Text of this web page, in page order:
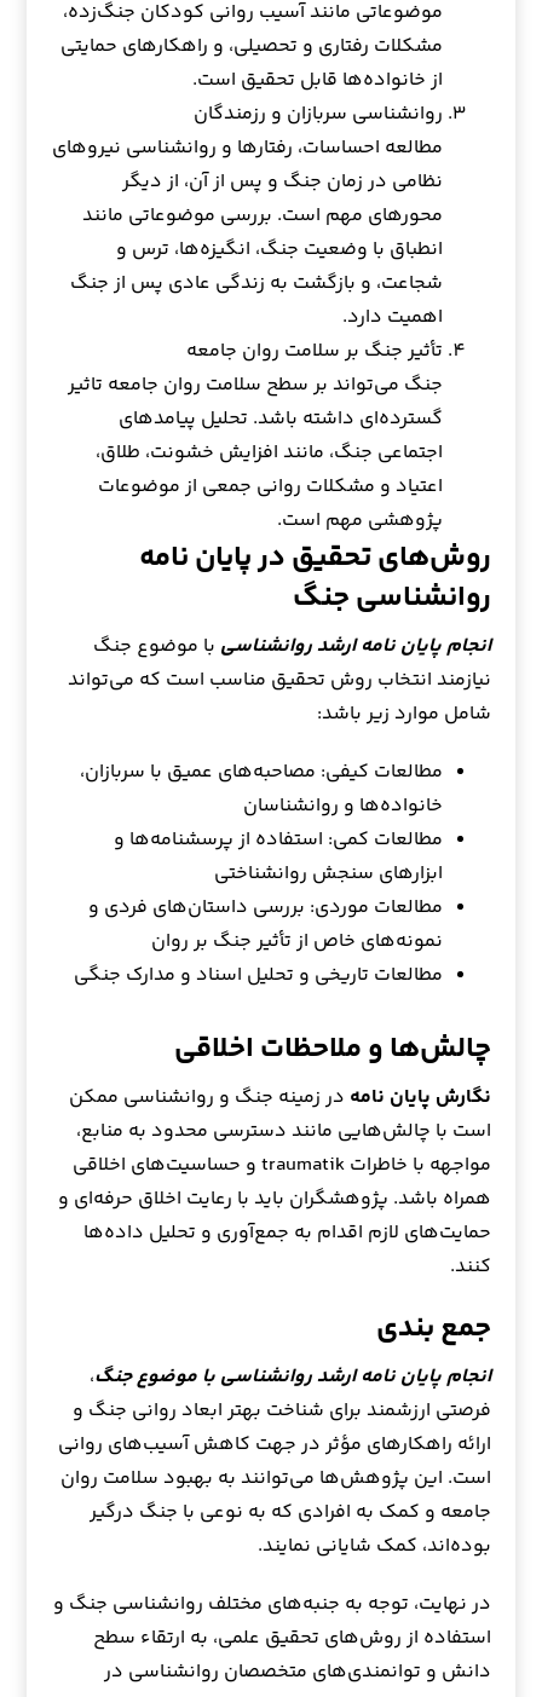
موضوعاتی مانند آسیب روانی کودکان جنگ‌زده،
مشکلات رفتاری و تحصیلی، و راهکارهای حمایتی
از خانواده‌ها قابل تحقیق است.
روانشناسی سربازان و رزمندگان
مطالعه احساسات، رفتارها و روانشناسی نیروهای
نظامی در زمان جنگ و پس از آن، از دیگر
محورهای مهم است. بررسی موضوعاتی مانند
انطباق با وضعیت جنگ، انگیزه‌ها، ترس و
شجاعت، و بازگشت به زندگی عادی پس از جنگ
اهمیت دارد.
تأثیر جنگ بر سلامت روان جامعه
جنگ می‌تواند بر سطح سلامت روان جامعه تاثیر
گسترده‌ای داشته باشد. تحلیل پیامدهای
اجتماعی جنگ، مانند افزایش خشونت، طلاق،
اعتیاد و مشکلات روانی جمعی از موضوعات
پژوهشی مهم است.
روش‌های تحقیق در پایان نامه
روانشناسی جنگ
انجام پایان نامه ارشد روانشناسی با موضوع جنگ
نیازمند انتخاب روش تحقیق مناسب است که می‌تواند
شامل موارد زیر باشد:
مطالعات کیفی: مصاحبه‌های عمیق با سربازان،
خانواده‌ها و روانشناسان
مطالعات کمی: استفاده از پرسشنامه‌ها و
ابزارهای سنجش روانشناختی
مطالعات موردی: بررسی داستان‌های فردی و
نمونه‌های خاص از تأثیر جنگ بر روان
مطالعات تاریخی و تحلیل اسناد و مدارک جنگی
چالش‌ها و ملاحظات اخلاقی
نگارش پایان نامه در زمینه جنگ و روانشناسی ممکن
است با چالش‌هایی مانند دسترسی محدود به منابع،
مواجهه با خاطرات traumatik و حساسیت‌های اخلاقی
همراه باشد. پژوهشگران باید با رعایت اخلاق حرفه‌ای و
حمایت‌های لازم اقدام به جمع‌آوری و تحلیل داده‌ها
کنند.
جمع بندی
انجام پایان نامه ارشد روانشناسی با موضوع جنگ،
فرصتی ارزشمند برای شناخت بهتر ابعاد روانی جنگ و
ارائه راهکارهای مؤثر در جهت کاهش آسیب‌های روانی
است. این پژوهش‌ها می‌توانند به بهبود سلامت روان
جامعه و کمک به افرادی که به نوعی با جنگ درگیر
بوده‌اند، کمک شایانی نمایند.
در نهایت، توجه به جنبه‌های مختلف روانشناسی جنگ و
استفاده از روش‌های تحقیق علمی، به ارتقاء سطح
دانش و توانمندی‌های متخصصان روانشناسی در